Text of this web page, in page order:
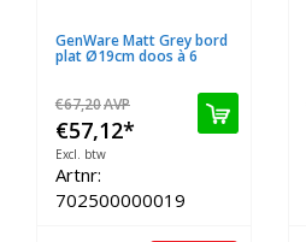
GenWare Matt Grey bord
plat Ø19cm doos à 6
€67,20AVP
€57,12*
Excl. btw
Artnr:
702500000019